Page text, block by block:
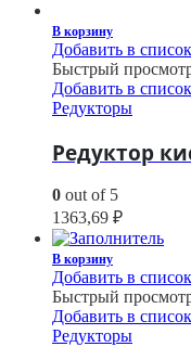
В корзину
Добавить в
Быстрый
Добавить в
Редукторы
Редуктор
0 out of 5
1363,69 ₽
В корзину
Добавить в
Быстрый
Добавить в
Редукторы